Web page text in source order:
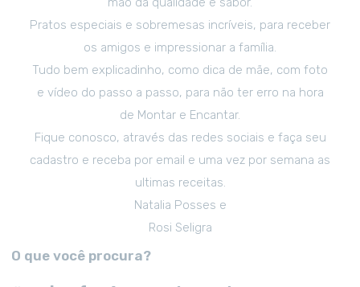
Pratos especiais e sobremesas incríveis, para receber
os amigos e impressionar a família.
Tudo bem explicadinho, como dica de mãe, com foto
e vídeo do passo a passo, para não ter erro na hora
de Montar e Encantar.
Fique conosco, através das redes sociais e faça seu
cadastro e receba por email e uma vez por semana as
ultimas receitas.
Natalia Posses e
Rosi Seligra
O que você procura?